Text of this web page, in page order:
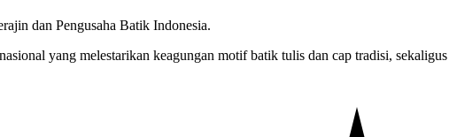
dan Pengusaha Batik Indonesia.
yang melestarikan keagungan motif batik tulis dan cap tradisi,